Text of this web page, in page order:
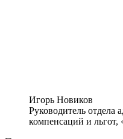
Игорь Новиков
Руководитель отдела
компенсаций и льгот,